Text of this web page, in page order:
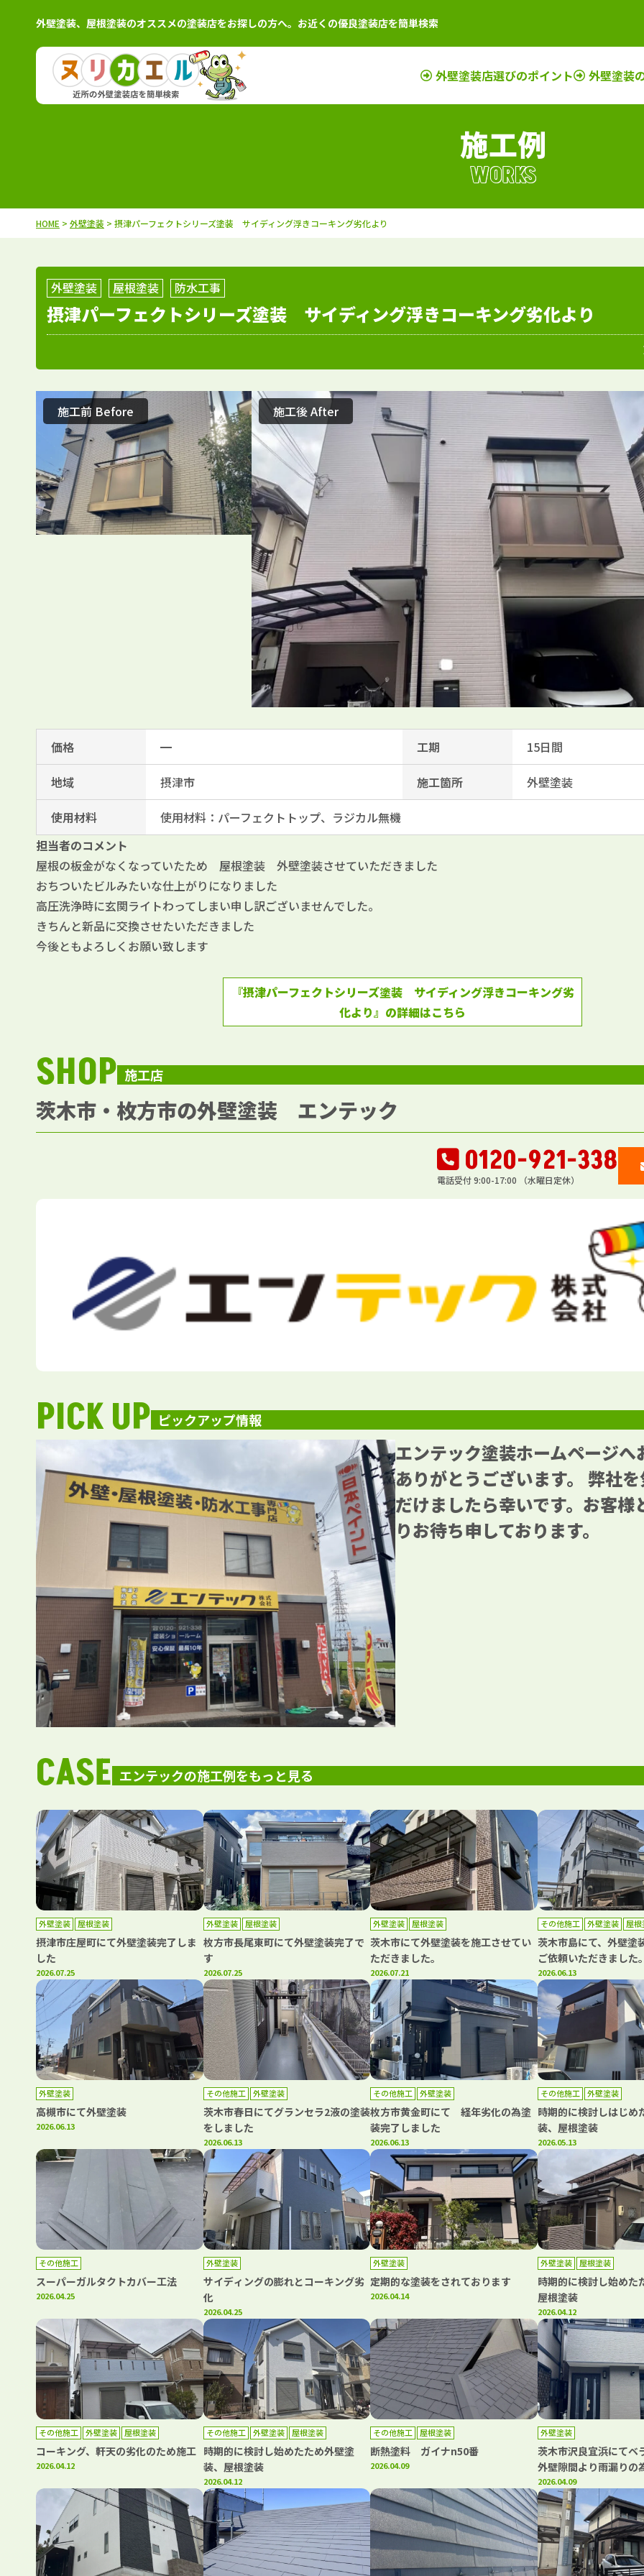
外壁塗装、屋根塗装のオススメの塗装店をお探しの方へ。お近くの優良塗装店を簡単検索
外壁塗装店選びのポイント 外壁塗装
秋田県
施工例
塗装店
宮城県
施工例
塗装店
福島県
施工例 塗装店
千葉県
施工例
塗装店
埼玉県
施工例
塗装店
神奈川県
塗装店
塗装店
山梨県
施工例
塗装店
長野県
施工例
塗装店
施工例
愛知県
施工例 塗装店
滋賀県
京都府
大阪府
施工例
塗装店
三重県
施工例
塗装店
施工例
WORKS
HOME > 外壁塗装 > 摂津パーフェクトシリーズ塗装 サイディング浮きコーキング劣化より
外壁塗装 屋根塗装 防水工事
摂津パーフェクトシリーズ塗装 サイディング浮きコーキング劣化より
施工前 Before 施工後 After
価格 ━ 工期 15日間
地域 摂津市 施工箇所 外壁塗装
使用材料
使用材料：パーフェクトトップ、ラジカル無機
担当者のコメント
屋根の板金がなくなっていたため 屋根塗装 外壁塗装させていただきました
おちついたビルみたいな仕上がりになりました
高圧洗浄時に玄関ライトわってしまい申し訳ございませんでした。
きちんと新品に交換させたいただきました
今後ともよろしくお願い致します
『摂津パーフェクトシリーズ塗装 サイディング浮きコーキング劣
化より』の詳細はこちら
施工店
SHOP
茨木市・枚方市の外壁塗装 エンテック
0120-921-338
電話受付 9:00-17:00 （水曜日定休）
ピックアップ情報
PICK UP
エンテック塗装ホームページへ
ありがとうございます。 弊社
だけましたら幸いです。お客様
りお待ち申しております。
エンテックの施工例をもっと見る
CASE
外壁塗装 屋根塗装
摂津市庄屋町にて外壁塗装完了しま
した
2026.07.25
外壁塗装 屋根塗装
枚方市長尾東町にて外壁塗装完了で
す
2026.07.25
外壁塗装 屋根塗装
茨木市にて外壁塗装を施工させてい
ただきました。
2026.07.21
その他施工 外壁塗装 屋根
茨木市島にて、外壁塗
ご依頼いただきました
2026.06.13
外壁塗装
高槻市にて外壁塗装
2026.06.13
その他施工 外壁塗装
茨木市春日にてグランセラ2液の塗装
をしました
2026.06.13
その他施工 外壁塗装
枚方市黄金町にて 経年劣化の為塗
装完了しました
2026.06.13
その他施工 外壁塗装
時期的に検討しはじめ
装、屋根塗装
2026.05.13
その他施工
スーパーガルタクトカバー工法
2026.04.25
外壁塗装
サイディングの膨れとコーキング劣
化
2026.04.25
外壁塗装
定期的な塗装をされております
2026.04.14
外壁塗装 屋根塗装
時期的に検討し始めた
屋根塗装
2026.04.12
その他施工 外壁塗装 屋根塗装
コーキング、軒天の劣化のため施工
2026.04.12
その他施工 外壁塗装 屋根塗装
時期的に検討し始めたため外壁塗
装、屋根塗装
2026.04.12
その他施工 屋根塗装
断熱塗料 ガイナn50番
2026.04.09
外壁塗装
茨木市沢良宜浜にて
外壁隙間より雨漏りの
2026.04.09